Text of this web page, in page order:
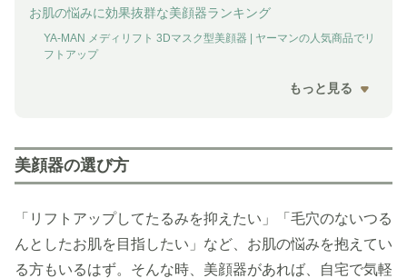
お肌の悩みに効果抜群な美顔器ランキング
YA-MAN メディリフト 3Dマスク型美顔器 | ヤーマンの人気商品でリ
フトアップ
もっと見る
美顔器の選び方
「リフトアップしてたるみを抑えたい」「毛穴のないつる
んとしたお肌を目指したい」など、お肌の悩みを抱えてい
る方もいるはず。そんな時、美顔器があれば、自宅で気軽